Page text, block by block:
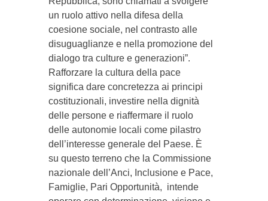
un ruolo attivo nella difesa della
coesione sociale, nel contrasto alle
disuguaglianze e nella promozione del
dialogo tra culture e generazioni”.
Rafforzare la cultura della pace
significa dare concretezza ai principi
costituzionali, investire nella dignità
delle persone e riaffermare il ruolo
delle autonomie locali come pilastro
dell’interesse generale del Paese. È
su questo terreno che la Commissione
nazionale dell’Anci, Inclusione e Pace,
Famiglie, Pari Opportunità, intende